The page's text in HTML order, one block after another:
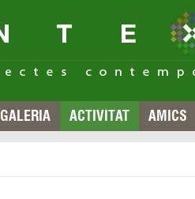
GALERIA ACTIVITAT AMICS